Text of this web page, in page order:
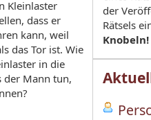
der
Rätsels
Knobeln!
Kleinlaster
dass er
kann, weil
das Tor ist. Wie
in die
der Mann tun,